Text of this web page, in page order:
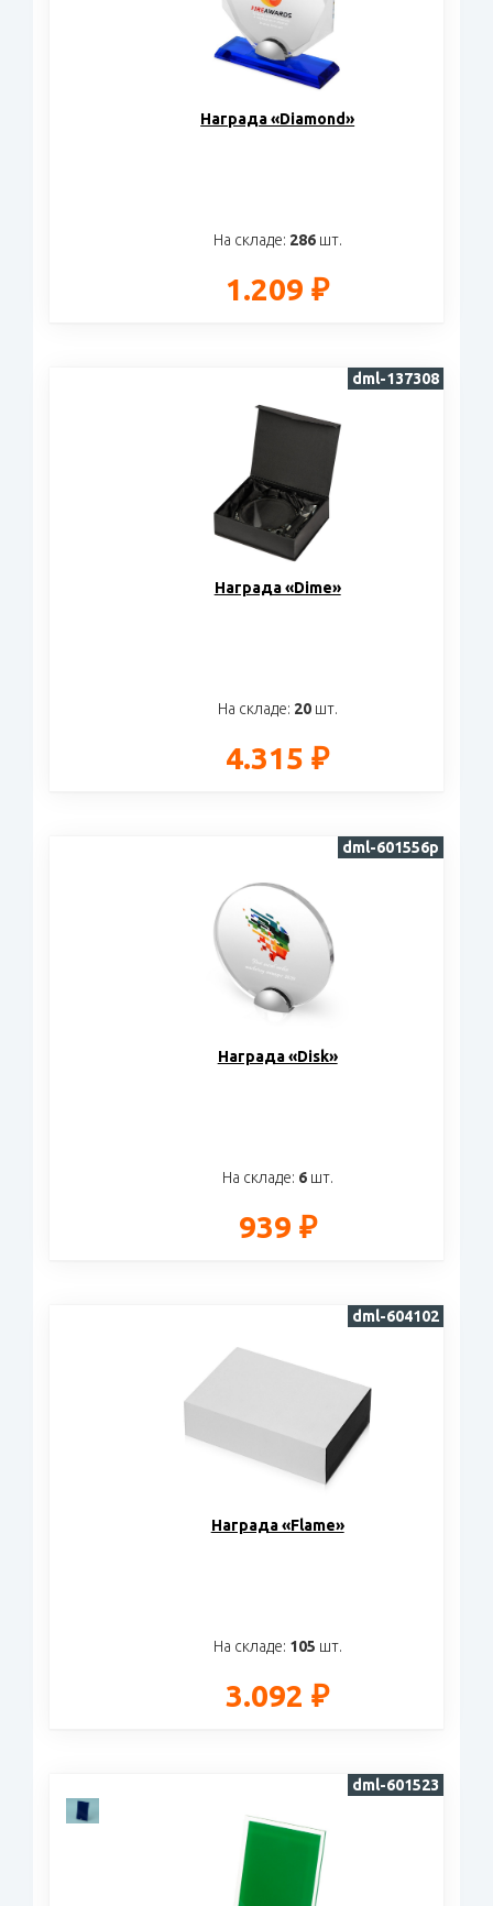
Награда «Diamond»
На складе: 286шт.
1.209 ₽
Награда «Dime»
На складе: 20шт.
4.315 ₽
dml-137308
Награда «Disk»
На складе: 6шт.
939 ₽
dml-601556p
Награда «Flame»
На складе: 105 шт.
3.092 ₽
dml-604102
dml-601523